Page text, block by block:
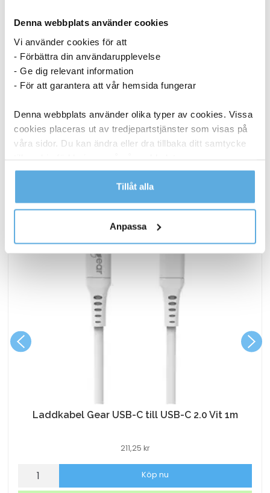
Denna webbplats använder cookies
Vi använder cookies för att
- Förbättra din användarupplevelse
- Ge dig relevant information
- För att garantera att vår hemsida fungerar
Denna webbplats använder olika typer av cookies. Vissa
cookies placeras ut av tredjepartstjänster som visas på
våra sidor. Du kan ändra eller dra tillbaka ditt samtycke
Läs mer i vår integritetspolicy om vilka vi är, hur du
kontaktar oss och på vilket sätt vi behandlar
Tillåt alla
Anpassa
Sekretessfilter Kensington 14,1″ Laptop
Sekretessfilter
Kensington
Laptop
mängd
ANDRA KÖPTE OCKSÅ
Laddkabel Gear USB-C till USB-C 2.0 Vit 1m
211,25 kr
Laddkabel
Köp nu